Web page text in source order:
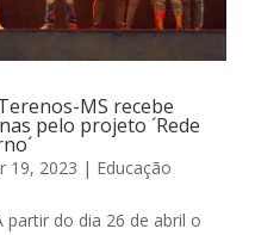
MS recebe
pelo projeto ´Rede
19, 2023 | Educação
partir do dia 26 de abril o